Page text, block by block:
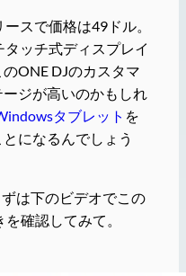
スで価格は49ドル。
ッチ式ディスプレイ
ONE DJのカスタマ
ジが高いのかもしれ
タブレット を
になるんでしょう
は下のビデオでこの
確認してみて。